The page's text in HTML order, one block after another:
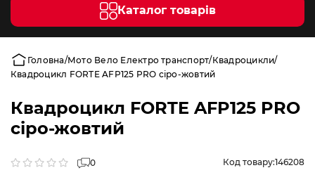
Каталог товарів
Головна Мото Вело Електро транспорт Квадроцикли
Квадроцикл FORTE AFP125 PRO сіро-жовтий
Квадроцикл FORTE AFP125 PRO
сіро-жовтий
0 Код товару:146208